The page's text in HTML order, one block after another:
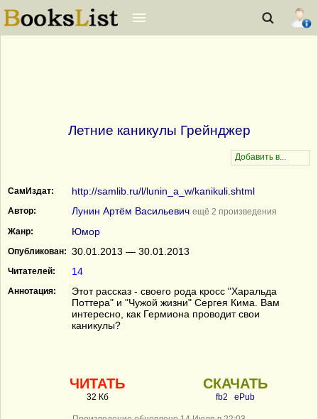
Летние каникулы Грейнджер
СамИздат: http://samlib.ru/l/lunin_a_w/kanikuli.shtml
Автор: Лунин Артём Васильевич ещё 2 произведения
Жанр:
Юмор
Опубликован: 30.01.2013 — 30.01.2013
Читателей: 14
Аннотация:
Этот рассказ - своего рода кросс "Харальда
Поттера" и "Чужой жизни" Сергея Кима. Вам
интересно, как Гермиона проводит свои
каникулы?
ЧИТАТЬ
32 Кб
СКАЧАТЬ
fb2 ePub